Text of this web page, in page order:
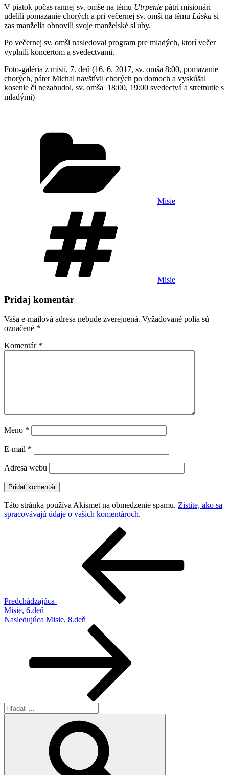
V piatok počas rannej sv. omše na tému Utrpenie pátri misionári
udelili pomazanie chorých a pri večernej sv. omši na tému Láska si
zas manželia obnovili svoje manželské sľuby.
Po večernej sv. omši nasledoval program pre mladých, ktorí večer
vyplnili koncertom a svedectvami.
Foto-galéria z misií, 7. deň (16. 6. 2017, sv. omša 8:00, pomazanie
chorých, páter Michal navštívil chorých po domoch a vyskúšal
kosenie či nezabudol, sv. omša 18:00, 19:00 svedectvá a stretnutie s
mladými)
Misie
Misie
Pridaj komentár
Vaša e-mailová adresa nebude zverejnená. Vyžadované polia sú
označené *
Komentár *
Meno *
E-mail *
Adresa webu
Táto stránka používa Akismet na obmedzenie spamu. Zistite, ako sa
spracovávajú údaje o vašich komentároch.
Predchádzajúca
Misie, 6.deň
Ďalší
Nasledujúca Misie, 8.deň
Hľadať: